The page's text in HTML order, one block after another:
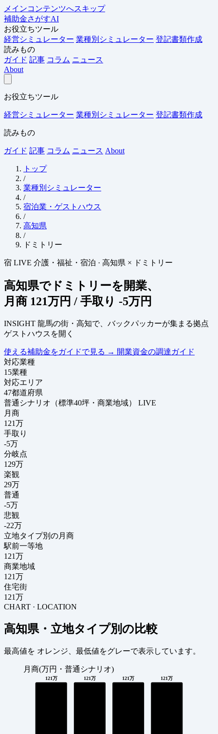
メインコンテンツへスキップ
補助金さがすAI
お役立ちツール
経営シミュレーター 業種別シミュレーター 登記書類作成
読みもの
ガイド 記事 コラム ニュース
About
お役立ちツール
経営シミュレーター 業種別シミュレーター 登記書類作成
読みもの
ガイド 記事 コラム ニュース About
トップ
/
業種別シミュレーター
/
宿泊業・ゲストハウス
/
高知県
/
ドミトリー
宿 LIVE 介護・福祉・宿泊 · 高知県 × ドミトリー
高知県でドミトリーを開業、
月商 121万円 / 手取り -5万円
INSIGHT 龍馬の街・高知で、バックパッカーが集まる拠点
ゲストハウスを開く
使える補助金をガイドで見る → 開業資金の調達ガイド
対応業種
15業種
対応エリア
47都道府県
普通シナリオ（標準40坪・商業地域）
LIVE
月商
121万
手取り
-5万
分岐点
129万
楽観
29万
普通
-5万
悲観
-22万
立地タイプ別の月商
駅前一等地
121万
商業地域
121万
住宅街
121万
CHART · LOCATION
高知県・立地タイプ別の比較
最高値を オレンジ 、最低値をグレーで表示しています。
月商(万円・普通シナリオ)
121万 121万 121万 121万